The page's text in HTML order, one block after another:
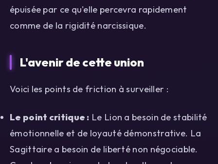
épuisée par ce qu'elle percevra rapidement
comme de la rigidité narcissique.
L'avenir de cette union
Voici les points de friction à surveiller :
Le point critique : Le Lion a besoin de stabilité
émotionnelle et de loyauté démonstrative. La
Sagittaire a besoin de liberté non négociable.